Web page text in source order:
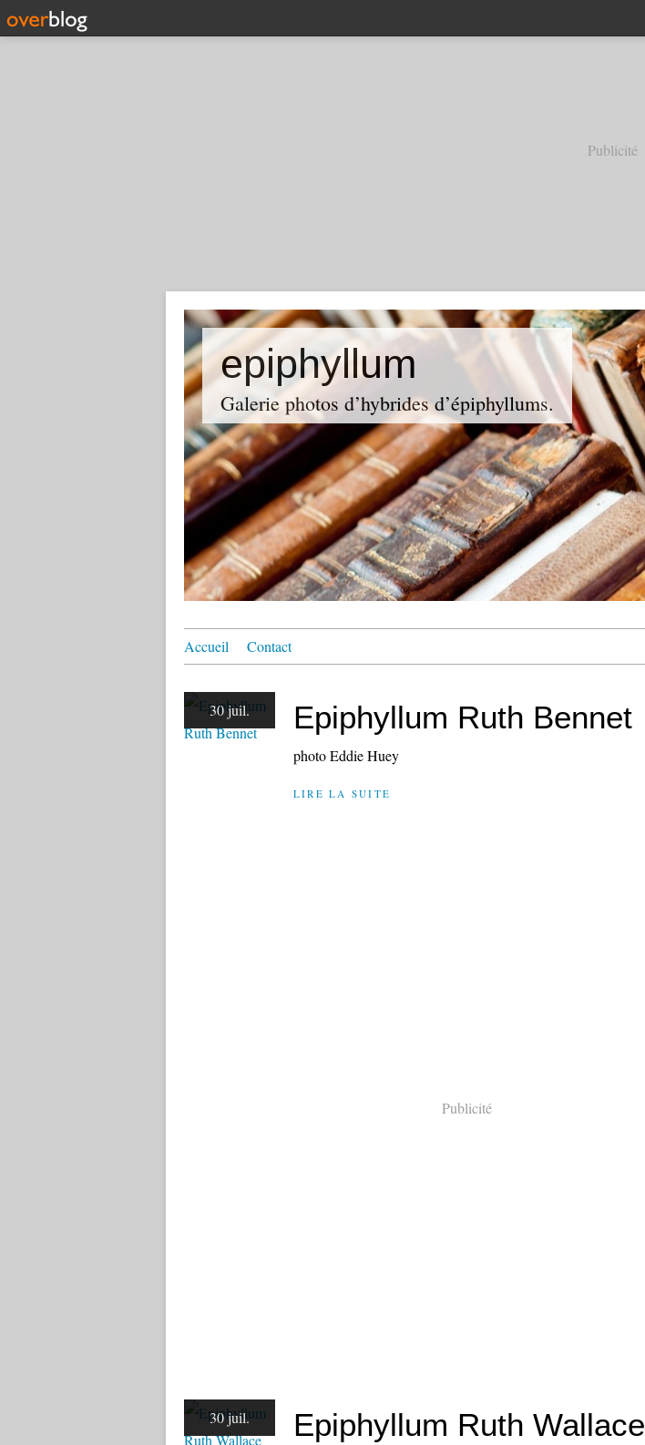
Publicité
epiphyllum
Galerie photos d’hybrides d’épiphyllums.
Accueil Contact
30 juil. Epiphyllum Ruth Bennet
photo Eddie Huey
LIRE LA SUITE
Publicité
30 juil. Epiphyllum Ruth Wallace